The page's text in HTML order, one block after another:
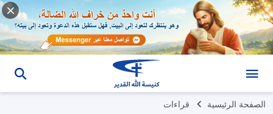
الصفحة الرئيسية قراءات